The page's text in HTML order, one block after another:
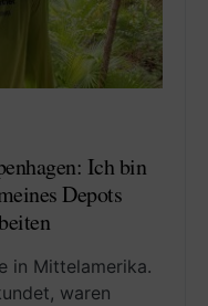
Ich bin
Depots
in Mittelamerika.
waren